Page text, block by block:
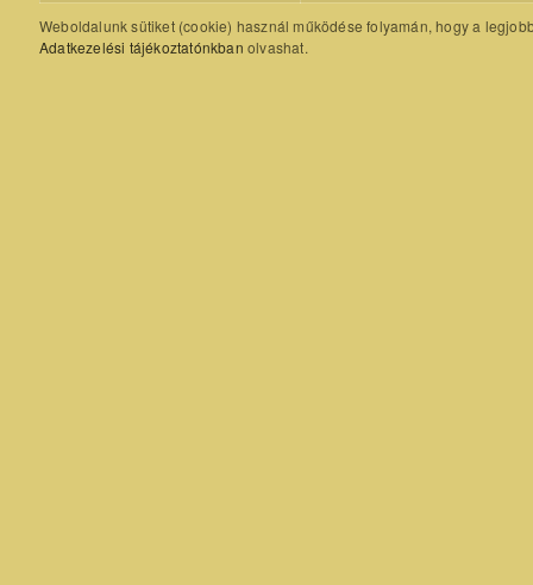
Weboldalunk sütiket (cookie) használ működése folyamán, hogy a
Adatkezelési tájékoztatónkban olvashat.